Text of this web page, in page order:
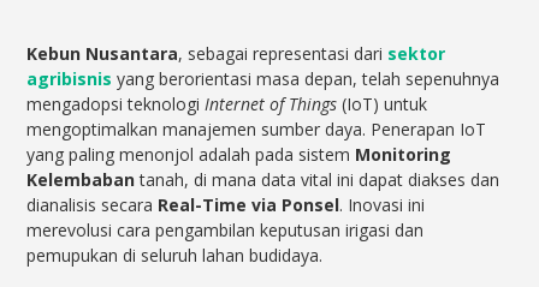
Kebun Nusantara, sebagai representasi dari sektor
agribisnis yang berorientasi masa depan, telah sepenuhnya
mengadopsi teknologiInternet of Things (IoT) untuk
mengoptimalkan manajemen sumber daya. Penerapan IoT
yang paling menonjol adalah pada sistem Monitoring
Kelembabantanah, di mana data vital ini dapat diakses dan
dianalisis secara Real-Time via Ponsel. Inovasi ini
merevolusi cara pengambilan keputusan irigasi dan
pemupukan di seluruh lahan budidaya.